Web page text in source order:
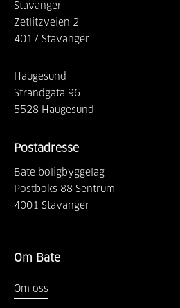
Stavanger
Zetlitzveien 2
4017 Stavanger
Haugesund
Strandgata 96
5528 Haugesund
Postadresse
Bate boligbyggelag
Postboks 88 Sentrum
4001 Stavanger
Om Bate
Om oss